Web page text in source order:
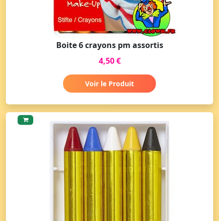
Boite 6 crayons pm assortis
4,50 €
Voir le Produit